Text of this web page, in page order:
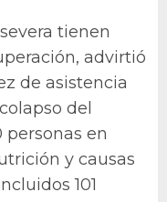
tienen
advirtió
de asistencia
del
personas en
y causas
101